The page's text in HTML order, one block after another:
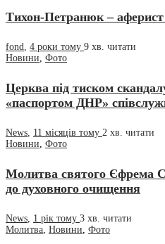
Тихон-Петранюк – аферист
fond, 4 роки тому 9 хв. читати
Новини, Фото
Церква під тиском
«паспортом ДНР»
News, 11 місяців тому 2 хв. читати
Новини, Фото
Молитва святого Єфрема
до духовного очищення
News, 1 рік тому 3 хв. читати
Молитва, Новини, Фото